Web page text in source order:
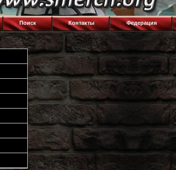
Поиск Контакты Федерация